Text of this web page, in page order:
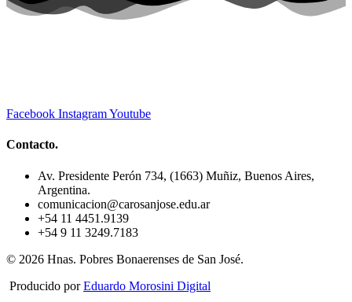
Facebook InstagramYoutube
Contacto.
Av. Presidente Perón 734, (1663) Muñiz, Buenos Aires,
Argentina.
comunicacion@carosanjose.edu.ar
+54 11 4451.9139
+54 9 11 3249.7183
© 2026 Hnas. Pobres Bonaerenses de San José.
Producido porEduardo Morosini Digital